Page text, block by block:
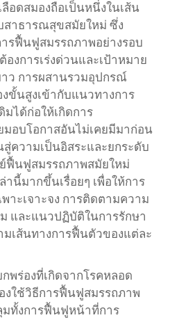
อดสมองถือเป็นหนึ่งในเส้น
าธารณสุขสมัยใหม่ ซึ่ง
รฟื้นฟูสมรรถภาพอย่างรอบ
งการเร่งด่วนและเป้าหมาย
ว การผสานรวมอุปกรณ์
ขั้นสูงเข้ากับแนวทางการ
ได้ก่อให้เกิดการ
มอบโอกาสอันไม่เคยมีมาก่อน
ความเป็นอิสระและยกระดับ
นฟูสมรรถภาพสมัยใหม่
านี้มากขึ้นเรื่อยๆ เพื่อให้การ
าะเจาะจง การติดตามความ
และแนวปฏิบัติในการรักษา
เส้นทางการฟื้นตัวของแต่ละ
ร่องที่เกิดจากโรคหลอด
งใช้วิธีการฟื้นฟูสมรรถภาพ
ทั้งการฟื้นฟูหน้าที่การ